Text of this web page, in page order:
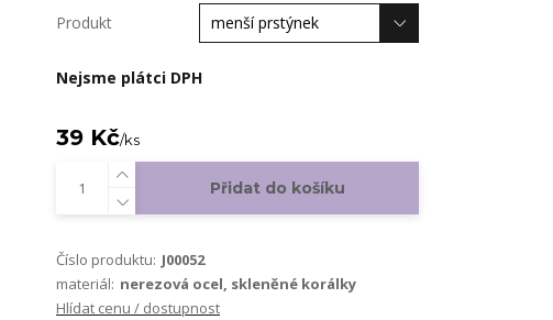
Produkt
Nejsme plátci DPH
39 Kč/ks
Přidat do košíku
Číslo produktu: J00052
materiál: nerezová ocel, skleněné korálky
Hlídat cenu / dostupnost